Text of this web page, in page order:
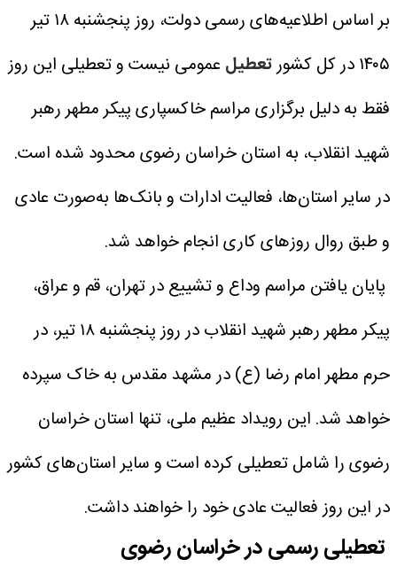
بر اساس اطلاعیه‌های رسمی دولت، روز پنجشنبه ۱۸ تیر
۱۴۰۵ در کل کشور
تعطیل عمومی نیست و تعطیلی این روز
فقط به دلیل برگزاری مراسم خاکسپاری پیکر مطهر رهبر
شهید انقلاب، به استان خراسان رضوی محدود شده است.
در سایر استان‌ها، فعالیت ادارات و بانک‌ها به‌صورت عادی
و طبق روال روزهای کاری انجام خواهد شد.
پایان یافتن مراسم وداع و تشییع در تهران، قم و عراق،
پیکر مطهر رهبر شهید انقلاب در روز پنجشنبه ۱۸ تیر، در
حرم مطهر امام رضا (ع) در مشهد مقدس به خاک سپرده
خواهد شد. این رویداد عظیم ملی، تنها استان خراسان
رضوی را شامل تعطیلی کرده است و سایر استان‌های کشور
در این روز فعالیت عادی خود را خواهند داشت.
تعطیلی رسمی در خراسان رضوی